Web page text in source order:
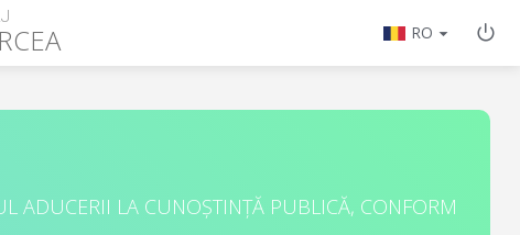
RO
ADUCERII LA CUNOȘTINȚĂ PUBLICĂ, CONFORM